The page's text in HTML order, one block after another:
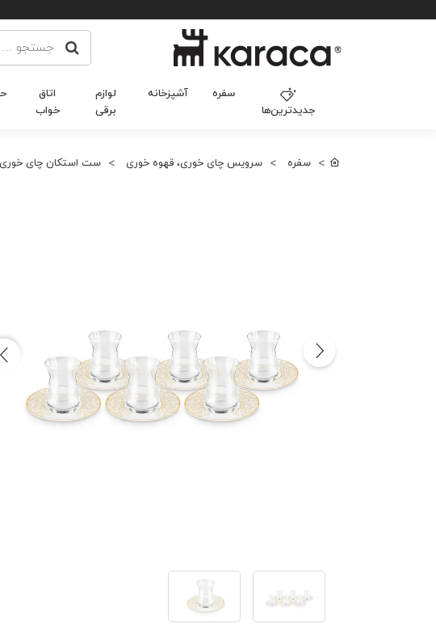
جدیدترین‌ها
سفره آشپزخانه
لوازم
برقی
اتاق
خواب
سفره سرویس چای خوری، قهوه خوری ست استکان چای خوری